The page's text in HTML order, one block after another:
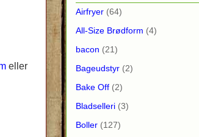
eller
Airfryer (64)
All-Size Brødform (4)
bacon (21)
Bageudstyr (2)
Bake Off (2)
Bladselleri (3)
Boller (127)